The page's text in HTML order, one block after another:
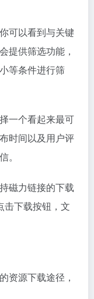
可以看到与关键
提供筛选功能，
等条件进行筛
一个看起来最可
时间以及用户评
。
磁力链接的下载
击下载按钮，文
资源下载途径，